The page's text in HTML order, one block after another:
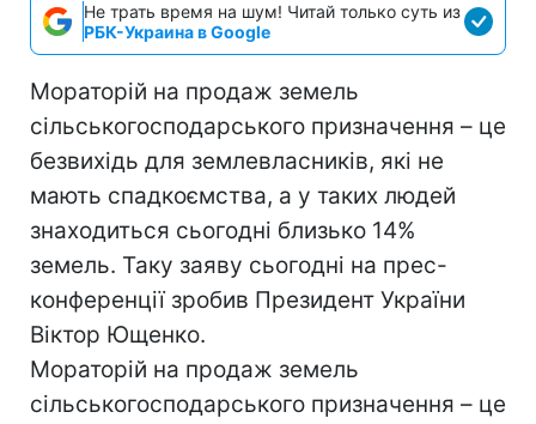
Не трать время на шум! Читай только суть из
РБК-Украина в Google
Мораторій на продаж земель
сільськогосподарського призначення – це
безвихідь для землевласників, які не
мають спадкоємства, а у таких людей
знаходиться сьогодні близько 14%
земель. Таку заяву сьогодні на прес-
конференції зробив Президент України
Віктор Ющенко.
Мораторій на продаж земель
сільськогосподарського призначення – це